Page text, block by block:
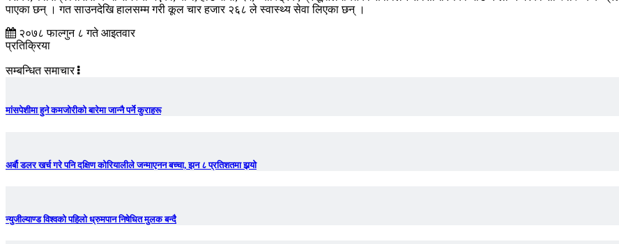
पाएका छन् । गत साउनदेखि हालसम्म गरी कूल चार हजार २६८ ले स्वास्थ्य सेवा लिएका छन् ।
२०७८ फाल्गुन ८ गते आइतवार
प्रतिक्रिया
सम्बन्धित समाचार
मांसपेशीमा हुने कमजोरीको बारेमा जान्नै पर्ने कुराहरू
अर्बौ डलर खर्च गरे पनि दक्षिण कोरियालीले जन्माएनन बच्चा, झन ८ प्रतिशतमा झर्‍याे
न्युजील्याण्ड विश्वको पहिलो ध्रुमपान निषेधित मुलक बन्दै